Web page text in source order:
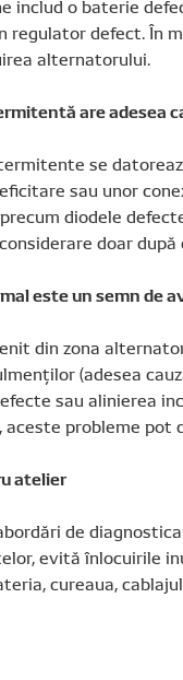
includ o baterie
regulator defect. În
alternatorului.
are adesea
se
sau unor
diodele
doar
este un semn de
din zona
(adesea
sau alinierea
probleme pot
atelier
de
evită înlocuirile
cureaua,